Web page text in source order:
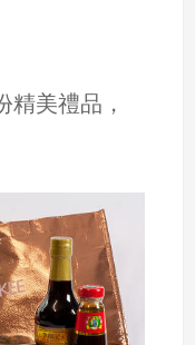
美禮品，